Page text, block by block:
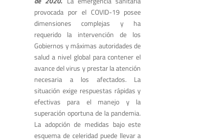
provocada por el COVID-19 posee
dimensiones complejas y ha
requerido la intervención de los
Gobiernos y máximas autoridades de
salud a nivel global para contener el
avance del virus y prestar la atención
necesaria a los afectados. La
situación exige respuestas rápidas y
efectivas para el manejo y la
superación oportuna de la pandemia.
La adopción de medidas bajo este
esquema de celeridad puede llevar a